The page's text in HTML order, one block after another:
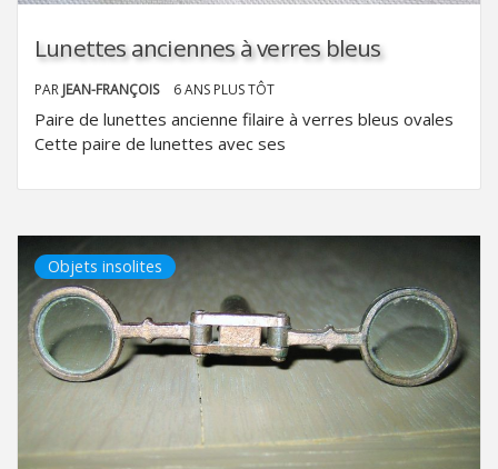
Lunettes anciennes à verres bleus
PAR JEAN-FRANÇOIS 6 ANS PLUS TÔT
Paire de lunettes ancienne filaire à verres bleus ovales
Cette paire de lunettes avec ses
Objets insolites